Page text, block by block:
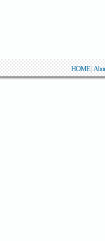
HOME|